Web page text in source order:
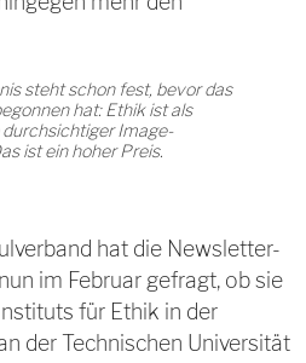
steht schon fest, bevor das
hat: Ethik ist als
Image-
ist ein hoher Preis.
hat die Newsletter-
im Februar gefragt, ob sie
für Ethik in der
der Technischen Universität